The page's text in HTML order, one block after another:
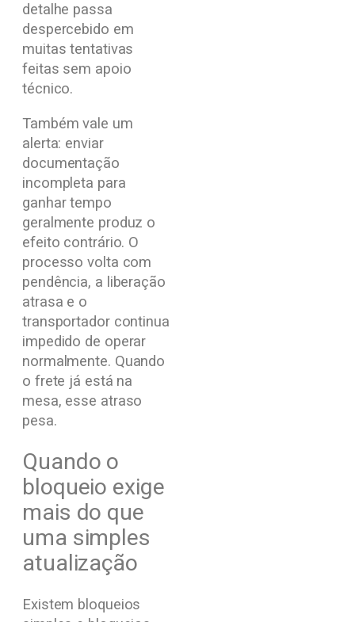
detalhe passa
despercebido em
muitas tentativas
feitas sem apoio
técnico.
Também vale um
alerta: enviar
documentação
incompleta para
ganhar tempo
geralmente produz o
efeito contrário. O
processo volta com
pendência, a liberação
atrasa e o
transportador continua
impedido de operar
normalmente. Quando
o frete já está na
mesa, esse atraso
pesa.
Quando o
bloqueio exige
mais do que
uma simples
atualização
Existem bloqueios